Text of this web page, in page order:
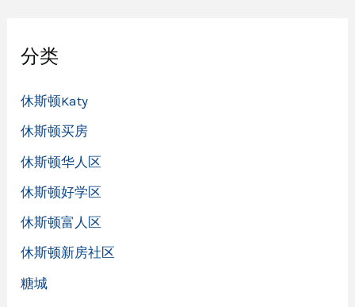
分类
休斯顿Katy
休斯顿买房
休斯顿华人区
休斯顿好学区
休斯顿富人区
休斯顿新房社区
糖城